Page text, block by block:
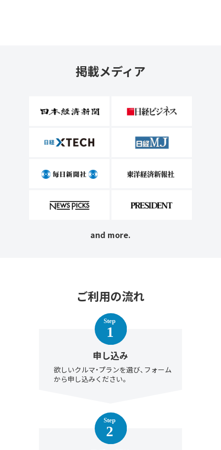
掲載メディア
and more.
ご利用の流れ
申し込み
欲しいクルマ・プランを選び、フォーム
から申し込みください。